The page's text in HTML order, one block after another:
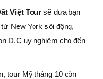
Việt Tour sẽ đưa bạn
New York sôi động,
D.C uy nghiêm cho đến
tour Mỹ tháng 10 còn